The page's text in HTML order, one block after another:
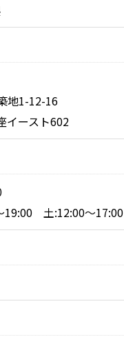
地1-12-16
イースト602
19:00 土:12:00〜17:00